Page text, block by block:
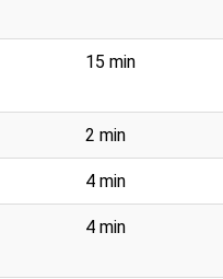
15 min
2 min
4 min
4 min